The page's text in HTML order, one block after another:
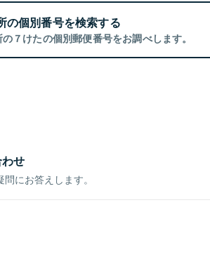
の個別番号を検索する
７けたの個別郵便番号をお調べします。
せ
にお答えします。